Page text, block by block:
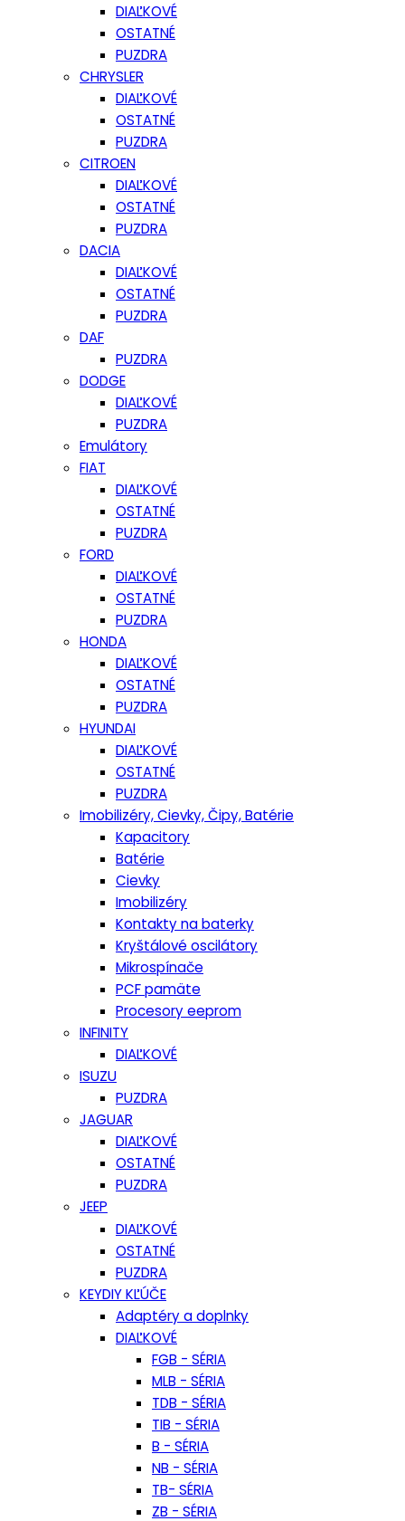
DIAĽKOVÉ
OSTATNÉ
PUZDRA
CHRYSLER
DIAĽKOVÉ
OSTATNÉ
PUZDRA
CITROEN
DIAĽKOVÉ
OSTATNÉ
PUZDRA
DACIA
DIAĽKOVÉ
OSTATNÉ
PUZDRA
DAF
PUZDRA
DODGE
DIAĽKOVÉ
PUZDRA
Emulátory
FIAT
DIAĽKOVÉ
OSTATNÉ
PUZDRA
FORD
DIAĽKOVÉ
OSTATNÉ
PUZDRA
HONDA
DIAĽKOVÉ
OSTATNÉ
PUZDRA
HYUNDAI
DIAĽKOVÉ
OSTATNÉ
PUZDRA
Imobilizéry, Cievky, Čipy, Batérie
Kapacitory
Batérie
Cievky
Imobilizéry
Kontakty na baterky
Kryštálové oscilátory
Mikrospínače
PCF pamäte
Procesory eeprom
INFINITY
DIAĽKOVÉ
ISUZU
PUZDRA
JAGUAR
DIAĽKOVÉ
OSTATNÉ
PUZDRA
JEEP
DIAĽKOVÉ
OSTATNÉ
PUZDRA
KEYDIY KĽÚČE
Adaptéry a doplnky
DIAĽKOVÉ
FGB - SÉRIA
MLB - SÉRIA
TDB - SÉRIA
TIB - SÉRIA
B - SÉRIA
NB - SÉRIA
TB- SÉRIA
ZB - SÉRIA